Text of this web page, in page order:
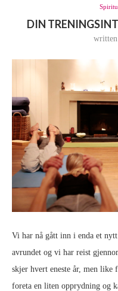
DIN
Vi har nå gått inn i enda et
avrundet og vi har reist
skjer hvert eneste år, men
foreta en liten opprydning og